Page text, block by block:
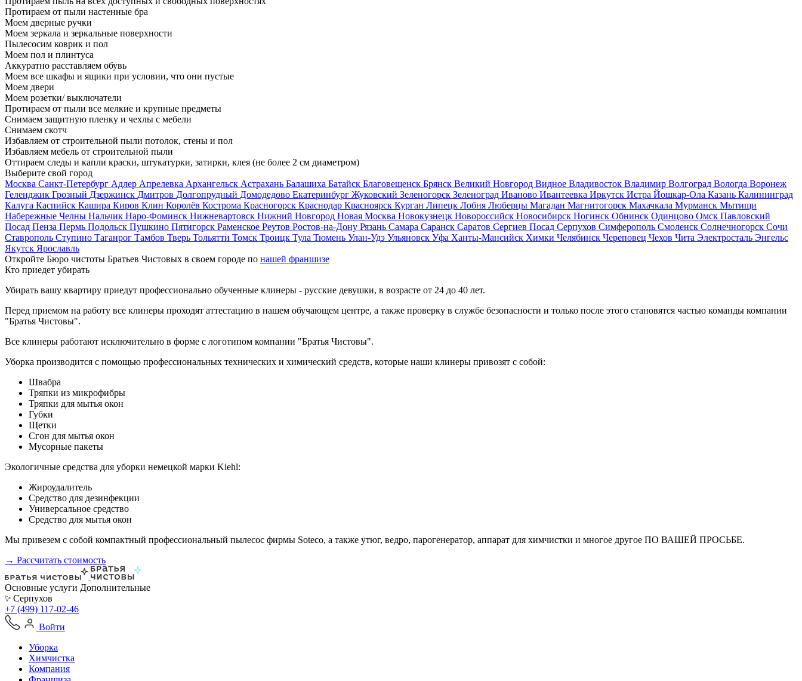
Протираем от пыли настенные бра
Моем дверные ручки
Моем зеркала и зеркальные поверхности
Пылесосим коврик и пол
Моем пол и плинтуса
Аккуратно расставляем обувь
Моем все шкафы и ящики при условии, что они пустые
Моем двери
Моем розетки/ выключатели
Протираем от пыли все мелкие и крупные предметы
Снимаем защитную пленку и чехлы с мебели
Снимаем скотч
Избавляем от строительной пыли потолок, стены и пол
Избавляем мебель от строительной пыли
Оттираем следы и капли краски, штукатурки, затирки, клея (не более 2 см диаметром)
Выберите свой город
Москва Санкт-Петербург Адлер Апрелевка Архангельск Астрахань Балашиха Батайск Благовещенск Брянск Великий Новгород Видное Владивосток Владимир Волгоград Вологда Воронеж
Геленджик Грозный Дзержинск Дмитров Долгопрудный Домодедово Екатеринбург Жуковский Зеленогорск Зеленоград Иваново Ивантеевка Иркутск Истра Йошкар-Ола Казань Калининград
Калуга Каспийск Кашира Киров Клин Королёв Кострома Красногорск Краснодар Красноярск Курган Липецк Лобня Люберцы Магадан Магнитогорск Махачкала Мурманск Мытищи
Набережные Челны Нальчик Наро-Фоминск Нижневартовск Нижний Новгород Новая Москва Новокузнецк Новороссийск Новосибирск Ногинск Обнинск Одинцово Омск Павловский
Посад Пенза Пермь Подольск Пушкино Пятигорск Раменское Реутов Ростов-на-Дону Рязань Самара Саранск Саратов Сергиев Посад Серпухов Симферополь Смоленск Солнечногорск Сочи
Ставрополь Ступино Таганрог Тамбов Тверь Тольятти Томск Троицк Тула Тюмень Улан-Удэ Ульяновск Уфа Ханты-Мансийск Химки Челябинск Череповец Чехов Чита Электросталь Энгельс
Якутск Ярославль
Откройте Бюро чистоты Братьев Чистовых в своем городе по нашей франшизе
Кто приедет убирать
Убирать вашу квартиру приедут профессионально обученные клинеры - русские девушки, в возрасте от 24 до 40 лет.
Перед приемом на работу все клинеры проходят аттестацию в нашем обучающем центре, а также проверку в службе безопасности и только после этого становятся частью команды компании
"Братья Чистовы".
Все клинеры работают исключительно в форме с логотипом компании "Братья Чистовы".
Уборка производится с помощью профессиональных технических и химический средств, которые наши клинеры привозят с собой:
Швабра
Тряпки из микрофибры
Тряпки для мытья окон
Губки
Щетки
Сгон для мытья окон
Мусорные пакеты
Экологичные средства для уборки немецкой марки Kiehl:
Жироудалитель
Средство для дезинфекции
Универсальное средство
Средство для мытья окон
Мы привезем с собой компактный профессиональный пылесос фирмы Soteco, а также утюг, ведро, парогенератор, аппарат для химчистки и многое другое ПО ВАШЕЙ ПРОСЬБЕ.
→ Рассчитать стоимость
Основные услуги Дополнительные
Серпухов
+7 (499) 117-02-46
Войти
Уборка
Химчистка
Компания